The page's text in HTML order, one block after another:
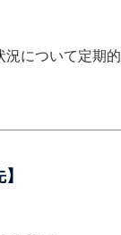
について定期